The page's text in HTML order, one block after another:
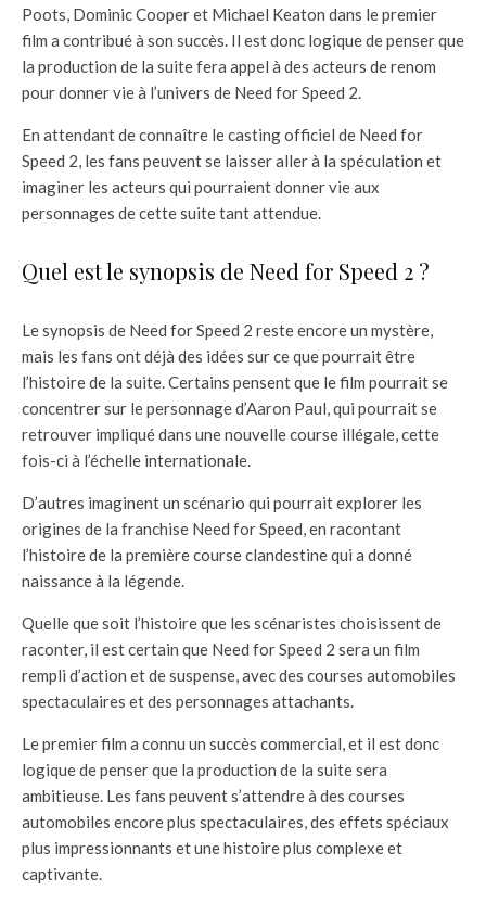
Poots, Dominic Cooper et Michael Keaton dans le premier
film a contribué à son succès. Il est donc logique de penser que
la production de la suite fera appel à des acteurs de renom
pour donner vie à l’univers de Need for Speed 2.
En attendant de connaître le casting officiel de Need for
Speed 2, les fans peuvent se laisser aller à la spéculation et
imaginer les acteurs qui pourraient donner vie aux
personnages de cette suite tant attendue.
Quel est le synopsis de Need for Speed 2 ?
Le synopsis de Need for Speed 2 reste encore un mystère,
mais les fans ont déjà des idées sur ce que pourrait être
l’histoire de la suite. Certains pensent que le film pourrait se
concentrer sur le personnage d’Aaron Paul, qui pourrait se
retrouver impliqué dans une nouvelle course illégale, cette
fois-ci à l’échelle internationale.
D’autres imaginent un scénario qui pourrait explorer les
origines de la franchise Need for Speed, en racontant
l’histoire de la première course clandestine qui a donné
naissance à la légende.
Quelle que soit l’histoire que les scénaristes choisissent de
raconter, il est certain que Need for Speed 2 sera un film
rempli d’action et de suspense, avec des courses automobiles
spectaculaires et des personnages attachants.
Le premier film a connu un succès commercial, et il est donc
logique de penser que la production de la suite sera
ambitieuse. Les fans peuvent s’attendre à des courses
automobiles encore plus spectaculaires, des effets spéciaux
plus impressionnants et une histoire plus complexe et
captivante.